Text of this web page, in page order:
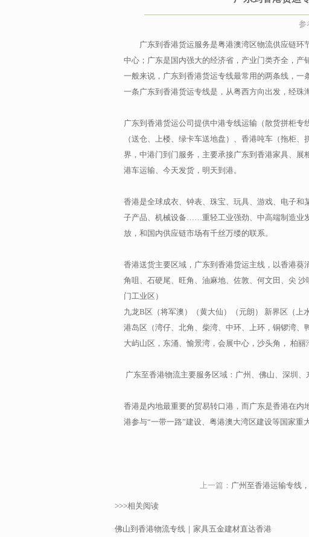
参
广东到香港货运服务是粤港澳湾区物流供应链
中心；广东是国内强大的经济省，产业门类齐全，产
一般来说，广东到香港货运专线最常用的两条线，
一条广东到香港货运专线是，从粤西方向出发，经珠
广东到香港货运公司提供中港专线运输（散货拼柜
（送仓、上楼、绿卡车送地盘）、香港吨车（拖柜
界，中港门到门服务，主要承接广东到香港家具、展
港车运输、今天发货，明天到港。
香港是全球成衣、钟表、珠宝、玩具、游戏、电子
子产品、机械设备……重轻工业强劲、中高端制造业
放，和国内供应链市场有千丝万缕的联系。
香港送货主要区域，广东到香港货运主线，以香港
角咀、石硬尾、旺角、油麻地、佐敦、何文田、尖
门工业区）
九龙B区（将军澳）（黄大仙）（元朗） 新界区（上
港岛区（湾仔、北角、柴湾、中环、上环，铜锣湾、
大屿山区，东涌、愉景湾，会展中心，沙头角， 柏
广东至香港物流主要服务区域：广州、佛山、深圳
香港是内地最重要的贸易转口港，而广东是香港在
港参与“一带一路”建设、粤港澳大湾区建设等国家重
上一篇： 广州至香港运输专线
>>>相关阅读
佛山到香港物流专线｜家具五金建材直达香港